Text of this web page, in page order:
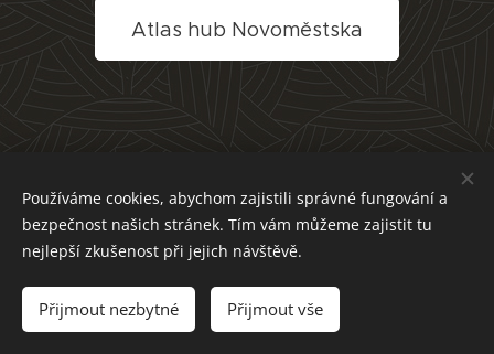
Atlas hub Novoměstska
Cookies
Používáme cookies, abychom zajistili správné fungování a
bezpečnost našich stránek. Tím vám můžeme zajistit tu
nejlepší zkušenost při jejich návštěvě.
Přijmout nezbytné Přijmout vše